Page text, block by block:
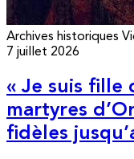
Archives historiques
7 juillet 2026
« Je suis fille
martyres
fidèles